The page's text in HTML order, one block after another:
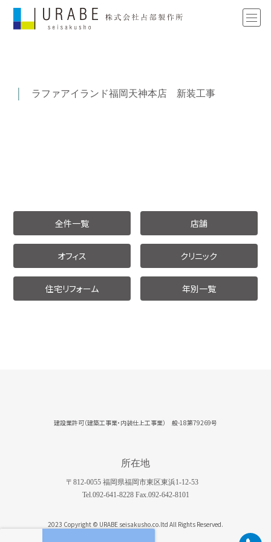
ラファアイランド福岡天神本店 新装工事
全件一覧 店舗
オフィス クリニック
住宅リフォーム 年別一覧
建設業許可（建築工事業・内装仕上工事業） 般-18第79269号
所在地
〒812-0055 福岡県福岡市東区東浜1-12-53
Tel.092-641-8228 Fax.092-642-8101
2023 Copyright © URABE seisakusho.co.ltd All Rights Reserved.